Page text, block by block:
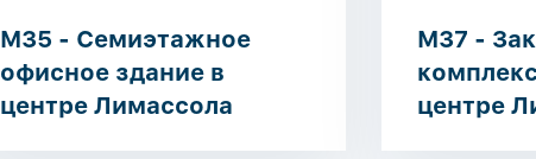
M35 - Семиэтажное
офисное здание в
центре Лимассола
M37 -
центре